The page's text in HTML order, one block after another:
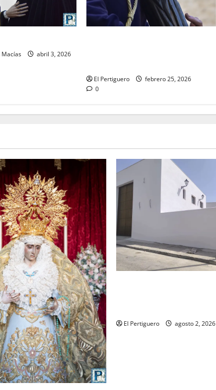
Macías
abril 3, 2026
El Pertiguero
febrero 25, 2026
0
El Pertiguero agosto 2, 2026